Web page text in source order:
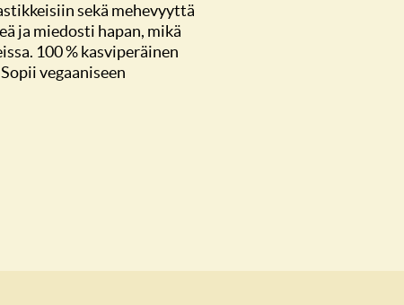
sekä mehevyyttä
ja miedosti hapan, mikä
100 % kasviperäinen
vegaaniseen